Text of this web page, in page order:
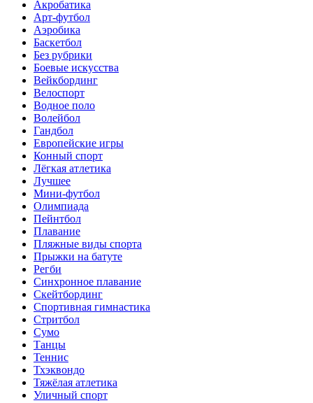
Акробатика
Арт-футбол
Аэробика
Баскетбол
Без рубрики
Боевые искусства
Вейкбординг
Велоспорт
Водное поло
Волейбол
Гандбол
Европейские игры
Конный спорт
Лёгкая атлетика
Лучшее
Мини-футбол
Олимпиада
Пейнтбол
Плавание
Пляжные виды спорта
Прыжки на батуте
Регби
Синхронное плавание
Скейтбординг
Спортивная гимнастика
Стритбол
Сумо
Танцы
Теннис
Тхэквондо
Тяжёлая атлетика
Уличный спорт